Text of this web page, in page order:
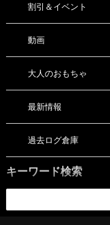
割引＆イベント
動画
大人のおもちゃ
最新情報
過去ログ倉庫
キーワード検索